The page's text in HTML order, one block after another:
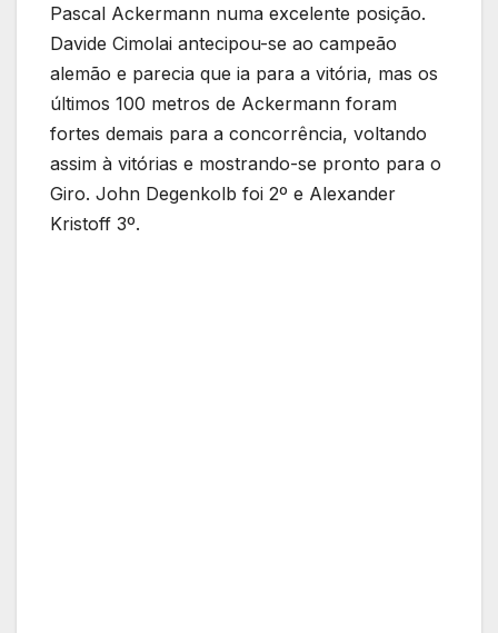
Pascal Ackermann numa excelente posição.
Davide Cimolai antecipou-se ao campeão
alemão e parecia que ia para a vitória, mas os
últimos 100 metros de Ackermann foram
fortes demais para a concorrência, voltando
assim à vitórias e mostrando-se pronto para o
Giro. John Degenkolb foi 2º e Alexander
Kristoff 3º.